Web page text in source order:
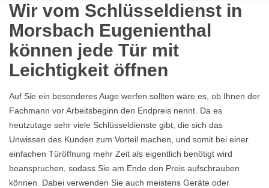
Wir vom Schlüsseldienst in
Morsbach Eugenienthal
können jede Tür mit
Leichtigkeit öffnen
Auf Sie ein besonderes Auge werfen sollten wäre es, ob Ihnen der
Fachmann vor Arbeitsbeginn den Endpreis nennt. Da es
heutzutage sehr viele Schlüsseldienste gibt, die sich das
Unwissen des Kunden zum Vorteil machen, und somit bei einer
einfachen Türöffnung mehr Zeit als eigentlich benötigt wird
beanspruchen, sodass Sie am Ende den Preis aufschrauben
können. Dabei verwenden Sie auch meistens Geräte oder